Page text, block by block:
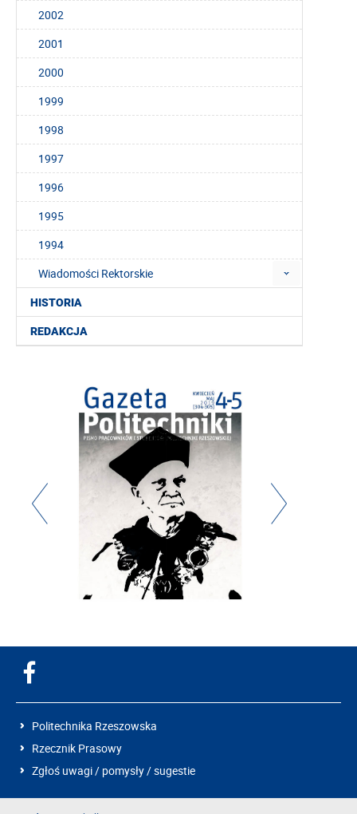
2002
2001
2000
1999
1998
1997
1996
1995
1994
Wiadomości Rektorskie
HISTORIA
REDAKCJA
Politechnika Rzeszowska
Rzecznik Prasowy
Zgłoś uwagi / pomysły / sugestie